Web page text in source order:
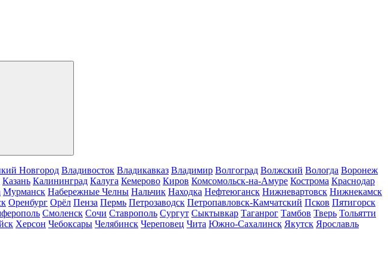
Новгород Владивосток Владикавказ Владимир Волгоград Волжский Вологда Воронеж
Казань Калининград Калуга Кемерово Киров Комсомольск-на-Амуре Кострома Краснодар
Мурманск Набережные Челны Нальчик Находка Нефтеюганск Нижневартовск Нижнекамск
Оренбург Орёл Пенза Пермь Петрозаводск Петропавловск-Камчатский Псков Пятигорск
Смоленск Сочи Ставрополь Сургут Сыктывкар Таганрог Тамбов Тверь Тольятти
Херсон Чебоксары Челябинск Череповец Чита Южно-Сахалинск Якутск Ярославль